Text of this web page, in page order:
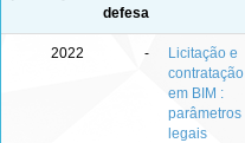
defesa
2022 -
Licitação e
contratação
em BIM :
parâmetros
legais